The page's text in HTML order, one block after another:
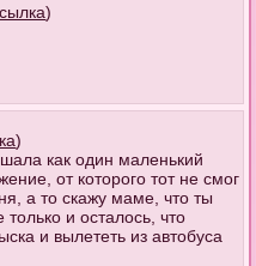
)
)
как один маленький
от которого тот не смог
а то скажу маме, что ты
и осталось, что
и вылететь из автобуса